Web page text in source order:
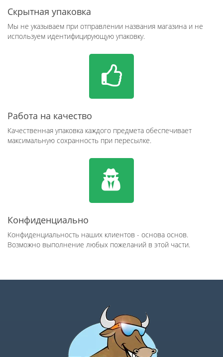
Скрытная упаковка
Мы не указываем при отправлении названия магазина и не
используем идентифицирующую упаковку.
Работа на качество
Качественная упаковка каждого предмета обеспечивает
максимальную сохранность при пересылке.
Конфиденциально
Конфиденциальность наших клиентов - основа основ.
Возможно выполнение любых пожеланий в этой части.